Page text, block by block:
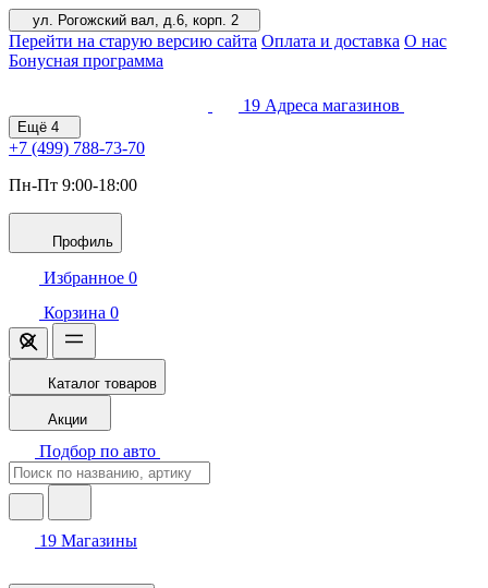
ул. Рогожский вал, д.6, корп. 2
Перейти на старую версию сайта Оплата и доставка О нас
Бонусная программа
19 Адреса магазинов
Ещё 4
+7 (499) 788-73-70
Пн-Пт 9:00-18:00
Профиль
Избранное 0
Корзина 0
Каталог товаров
Акции
Подбор по авто
19 Магазины